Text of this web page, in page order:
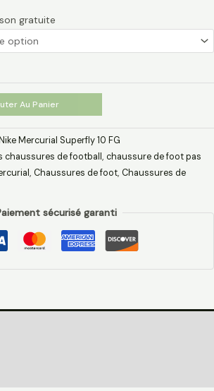
gratuite
Au Panier
Nike Mercurial Superfly 10 FG
chaussures de football , chaussure de foot pas
, Chaussures de foot, Chaussures de
sécurisé garanti